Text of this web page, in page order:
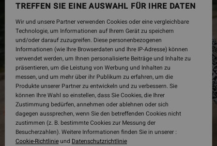
TREFFEN SIE EINE AUSWAHL FÜR IHRE DATEN
Wir und unsere Partner verwenden Cookies oder eine vergleichbare
Technologie, um Informationen auf Ihrem Gerät zu speichern
und/oder darauf zuzugreifen. Diese personenbezogenen
Informationen (wie Ihre Browserdaten und Ihre IP-Adresse) können
verwendet werden, um Ihnen personalisierte Beiträge und Inhalte zu
präsentieren, um die Leistung von Werbung und Inhalten zu
messen, und um mehr über ihr Publikum zu erfahren, um die
Produkte unserer Partner zu entwickeln und zu verbessern. Sie
können Ihre Wahl so einstellen, dass Sie Cookies, die Ihrer
Zustimmung bedürfen, annehmen oder ablehnen oder sich
dagegen aussprechen, wenn Sie den betreffenden Cookies nicht
zustimmen (z. B. bestimmte Cookies zur Messung der
Besucherzahlen). Weitere Informationen finden Sie in unserer :
Cookie-Richtlinieund Datenschutzrichtlinie